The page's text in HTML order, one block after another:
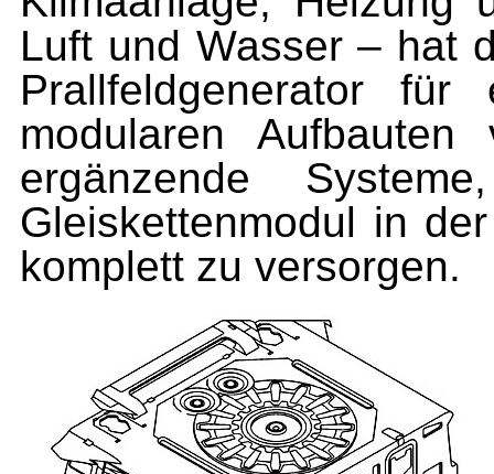
Luft und Wasser – hat
Prallfeldgenerator für
modularen
ergänzende
Gleiskettenmodul in
komplett zu versorgen.